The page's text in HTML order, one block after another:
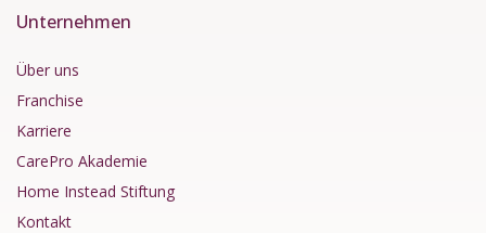
Unternehmen
Über uns
Franchise
Karriere
CarePro Akademie
Home Instead Stiftung
Kontakt